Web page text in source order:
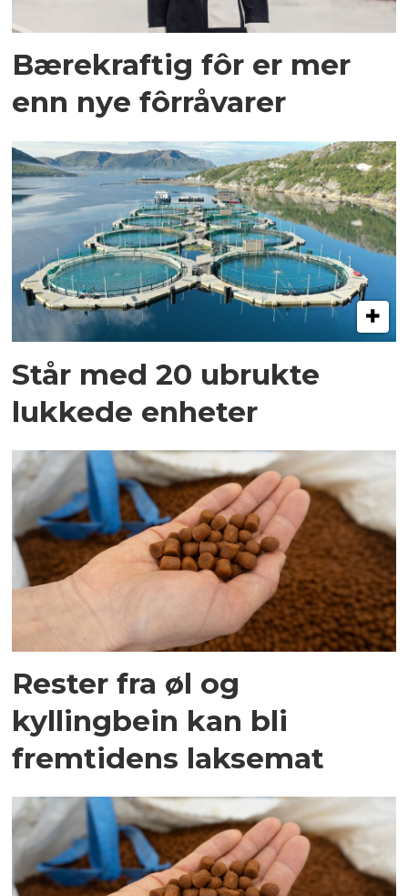
Bærekraftig fôr er mer
enn nye fôrråvarer
Står med 20 ubrukte
lukkede enheter
Rester fra øl og
kyllingbein kan bli
fremtidens laksemat